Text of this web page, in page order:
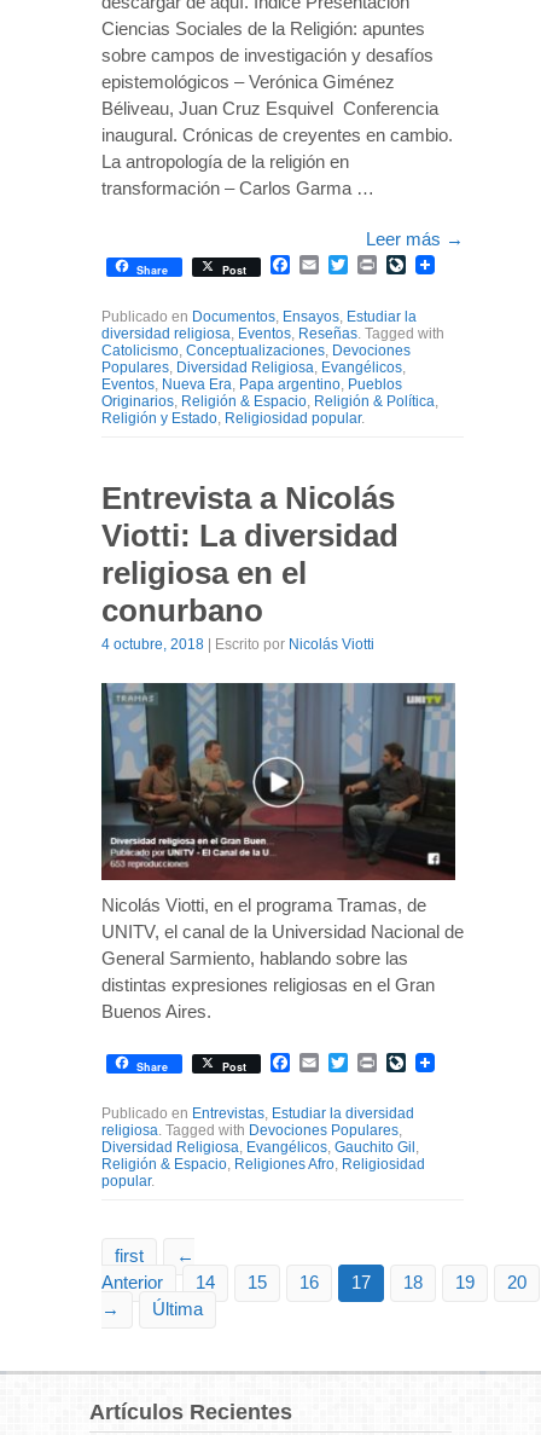
Ciencias Sociales de la Religión: apuntes
sobre campos de investigación y desafíos
epistemológicos – Verónica Giménez
Béliveau, Juan Cruz Esquivel Conferencia
inaugural. Crónicas de creyentes en cambio.
La antropología de la religión en
transformación – Carlos Garma …
Leer más →
Share Post Facebook
EmailTwitterPrintLiveJournal
Publicado en Documentos Ensayos Estudiar la
diversidad religiosa Eventos Reseñas . Tagged with
Catolicismo Conceptualizaciones Devociones
Populares Diversidad Religiosa Evangélicos
Eventos Nueva Era Papa argentino Pueblos
Originarios Religión & Espacio Religión & Política
Religión y Estado Religiosidad popular.
Entrevista a Nicolás
Viotti: La diversidad
religiosa en el
conurbano
4 octubre, 2018 | Escrito por Nicolás Viotti
Nicolás Viotti, en el programa Tramas, de
UNITV, el canal de la Universidad Nacional de
General Sarmiento, hablando sobre las
distintas expresiones religiosas en el Gran
Buenos Aires.
Share Post Facebook
EmailTwitterPrintLiveJournal
Publicado en Entrevistas, Estudiar la diversidad
religiosa. Tagged with Devociones Populares,
Diversidad Religiosa, Evangélicos, Gauchito Gil ,
Religión & Espacio, Religiones Afro, Religiosidad
popular.
first
←
Anterior
14 15 16 17 18 19
20
→
Última
Artículos Recientes